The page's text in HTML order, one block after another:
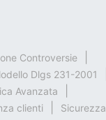
Controversie
Dlgs 231-2001
Avanzata
clienti Sicurezza